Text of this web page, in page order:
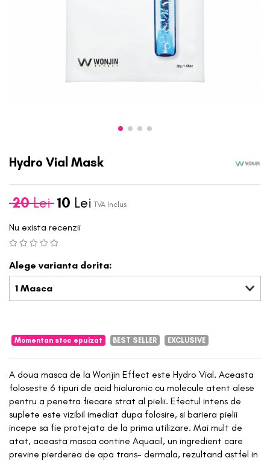
Hydro Vial Mask
20Lei 10 Lei TVA Inclus
Nu exista recenzii
Alege varianta dorita:
1 Masca
Momentan stoc epuizat BEST SELLER EXCLUSIVE
A doua masca de la Wonjin Effect este Hydro Vial. Aceasta
foloseste 6 tipuri de acid hialuronic cu molecule atent alese
pentru a penetra fiecare strat al pielii. Efectul intens de
suplete este vizibil imediat dupa folosire, si bariera pielii
incepe sa fie protejata de la prima utilizare. Mai mult de
atat, aceasta masca contine Aquacil, un ingredient care
previne pierderea de apa trans- dermala, rezultand astfel in